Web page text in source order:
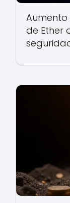
Aumento
de Ether